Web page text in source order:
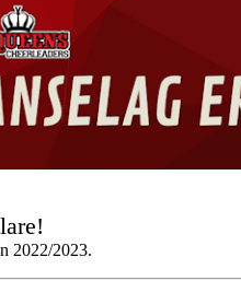
2022/2023.